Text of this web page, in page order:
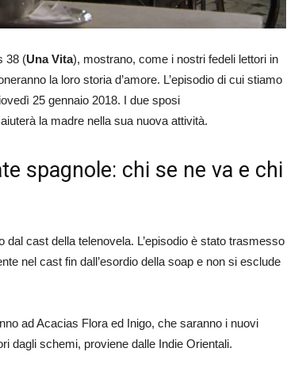
38 (Una Vita), mostrano, come i nostri fedeli lettori in
la loro storia d’amore. L’episodio di cui stiamo
25 gennaio 2018. I due sposi
la madre nella sua nuova attività.
spagnole: chi se ne va e chi
dal cast della telenovela. L’episodio è stato trasmesso
nel cast fin dall’esordio della soap e non si esclude
ad Acacias Flora ed Inigo, che saranno i nuovi
dagli schemi, proviene dalle Indie Orientali.